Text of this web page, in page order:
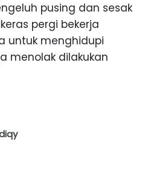
pusing dan sesak
pergi bekerja
untuk menghidupi
menolak dilakukan